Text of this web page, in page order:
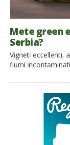
Mete green
Serbia?
Vigneti eccellenti,
fiumi
Lasciati incantare
goditi il piacere
Europa, nella